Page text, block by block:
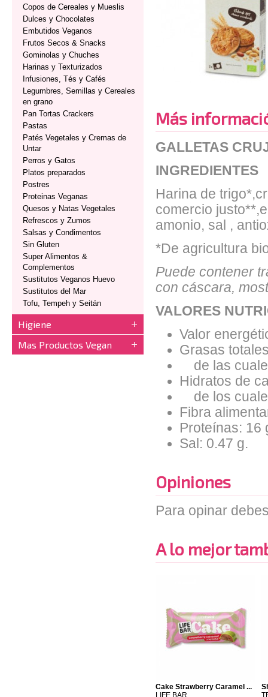
Copos de Cereales y Mueslis
Dulces y Chocolates
Embutidos Veganos
Frutos Secos & Snacks
Gominolas y Chuches
Harinas y Texturizados
Infusiones, Tés y Cafés
Legumbres, Semillas y Cereales
en grano
Pan Tortas Crackers
Pastas
Patés Vegetales y Cremas de
Untar
Perros y Gatos
Platos preparados
Postres
Proteinas Veganas
Quesos y Natas Vegetales
Refrescos y Zumos
Salsas y Condimentos
Sin Gluten
Super Alimentos &
Complementos
Sustitutos Veganos Huevo
Sustitutos del Mar
Tofu, Tempeh y Seitán
Higiene
Mas Productos Vegan
Más
GALLETAS
INGREDIENTES
Harina de
comercio
amonio, sal ,
*De agricultura
Puede contener
con cáscara,
VALORES
Valor
Grasas
de las
Hidratos de
de los
Fibra
Proteínas: 16
Sal: 0.47 g.
Opiniones
Para opinar
A lo mejor
Cake Strawberry Caramel ...
LIFE BAR